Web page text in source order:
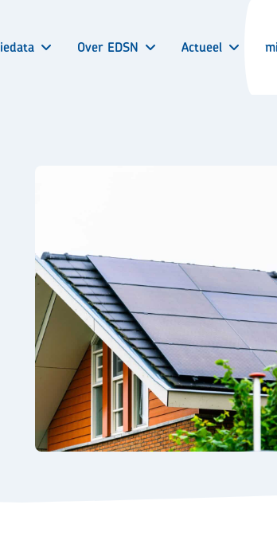
Over EDSN Actueel